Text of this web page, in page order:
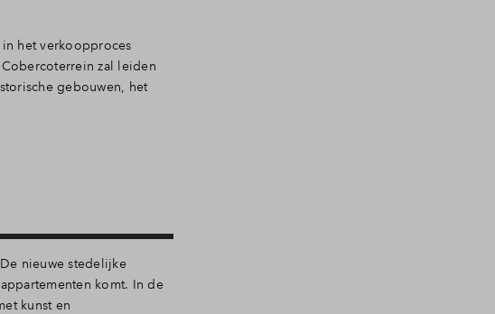
in het verkoopproces
zal leiden
gebouwen, het
nieuwe stedelijke
komt. In de
kunst en